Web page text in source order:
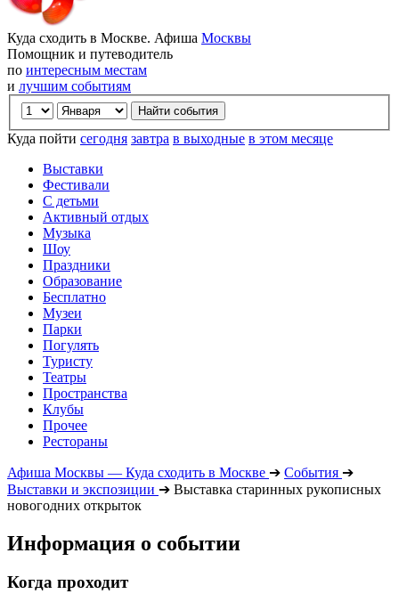
Куда сходить в Москве. Афиша Москвы
Помощник и путеводитель
по интересным местам
и лучшим событиям
Куда пойти сегодня завтра в выходные в этом месяце
Выставки
Фестивали
С детьми
Активный отдых
Музыка
Шоу
Праздники
Образование
Бесплатно
Музеи
Парки
Погулять
Туристу
Театры
Пространства
Клубы
Прочее
Рестораны
Афиша Москвы — Куда сходить в Москве ➔ События ➔
Выставки и экспозиции ➔ Выставка старинных рукописных
новогодних открыток
Информация о событии
Когда проходит